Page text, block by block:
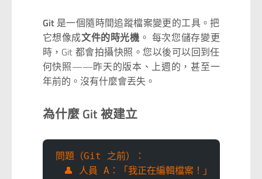
Git是一個隨時間追蹤檔案變更的工具。把
它想像成文件的時光機 。 每次您儲存變更
時，Git 都會拍攝快照。您以後可以回到任
何快照——昨天的版本、上週的，甚至一
年前的。沒有什麼會丟失。
為什麼 Git 被建立
問題（Git 之前）：
  👤 人員 A：「我正在編輯檔案！」